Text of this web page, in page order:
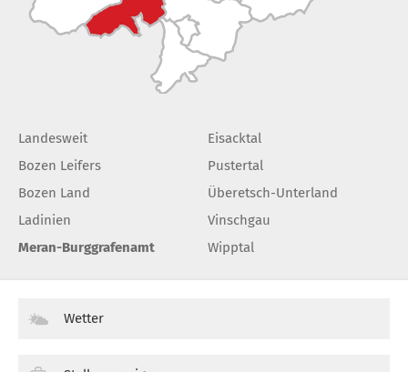
Landesweit
Bozen Leifers
Bozen Land
Ladinien
Meran-Burggrafenamt
Eisacktal
Pustertal
Überetsch-Unterland
Vinschgau
Wipptal
Wetter